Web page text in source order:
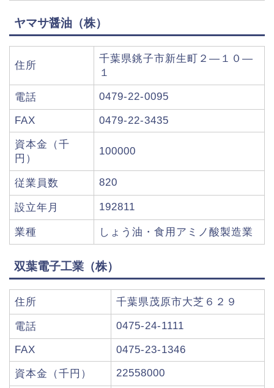
ヤマサ醤油（株）
住所
千葉県銚子市新生町２―１０―
１
電話 0479-22-0095
FAX 0479-22-3435
資本金（千
円）
100000
従業員数 820
設立年月 192811
業種 しょう油・食用アミノ酸製造業
双葉電子工業（株）
住所 千葉県茂原市大芝６２９
電話 0475-24-1111
FAX 0475-23-1346
資本金（千円） 22558000